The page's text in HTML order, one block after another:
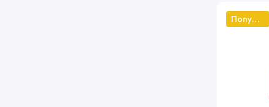
Популярный